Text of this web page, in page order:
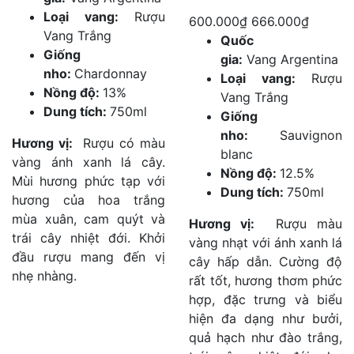
nhà truyền giáo Tây Ban Nha mang những gốc nho đầu
tiên vượt đại dương. Tuy nhiên, bước ngoặt thực sự
đến vào cuối thế kỷ 19 với làn sóng di cư mạnh mẽ từ
Ý và Tây Ban Nha, mang theo bí thuật canh tác và
niềm đam mê mãnh liệt, biến Mendoza thành một
trong những thủ phủ rượu vang quan trọng nhất hành
Vì sao Argentina trở thành
quốc gia rượu vang nổi tiếng?
Sự nổi tiếng của Argentina đến từ sự giao thoa giữa
khí hậu khô ráo, ít sâu bệnh và nguồn nước tan từ
băng trên đỉnh Andes. Ánh nắng dồi dào giúp nho chín
tối đa, trong khi không khí lạnh của vùng cao giữ lại
độ tươi mới, tạo nên những chai vang có chất lượng ổn
Loại vang: Rượu
Vang Trắng
Giống
nho: Chardonnay
Nồng độ: 13%
Dung tích: 750ml
Hương vị:
Rượu có màu
vàng ánh xanh lá cây.
Mùi hương phức tạp với
hương của hoa trắng
mùa xuân, cam quýt và
trái cây nhiệt đới. Khởi
đầu rượu mang đến vị
nhẹ nhàng.
600.000₫ 666.000₫
Quốc
gia: Vang Argentina
Loại vang: Rượu
Vang Trắng
Giống
nho: Sauvignon
blanc
Nồng độ: 12.5%
Dung tích: 750ml
Hương vị: Rượu màu
vàng nhạt với ánh xanh lá
cây hấp dẫn. Cường độ
rất tốt, hương thơm phức
hợp, đặc trưng và biểu
hiện đa dạng như bưởi,
quả hạch như đào trắng,